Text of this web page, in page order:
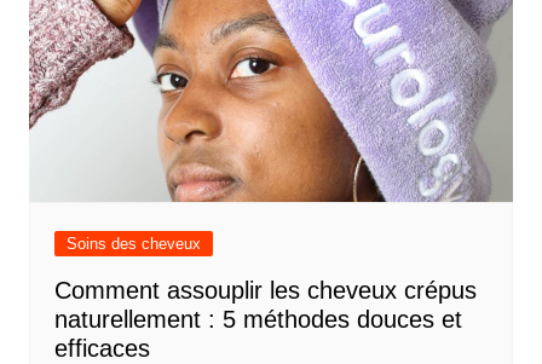
Soins des cheveux
Comment assouplir les cheveux crépus
naturellement : 5 méthodes douces et
efficaces